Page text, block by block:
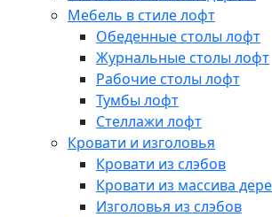
Мебель в стиле лофт
Обеденные столы лофт
Журнальные столы лофт
Рабочие столы лофт
Тумбы лофт
Стеллажи лофт
Кровати и изголовья
Кровати из слэбов
Кровати из массива
Изголовья из слэбов